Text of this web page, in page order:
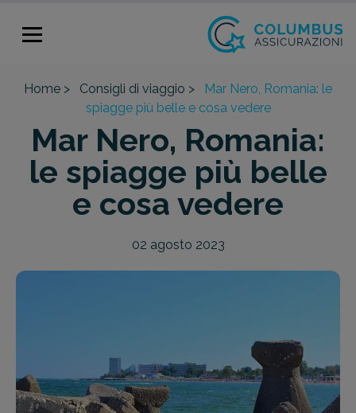
Home > Consigli di viaggio >
Mar Nero, Romania: le
spiagge più belle e cosa vedere
Mar Nero, Romania:
le spiagge più belle
e cosa vedere
02 agosto 2023